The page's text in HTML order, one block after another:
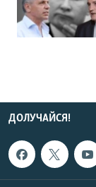
ДОЛУЧАЙСЯ!